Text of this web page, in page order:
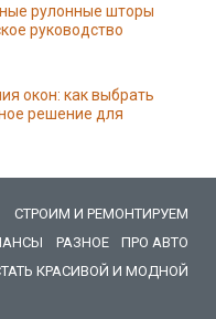
рулонные шторы
руководство
окон: как выбрать
решение для
СТРОИМ И РЕМОНТИРУЕМ
РАЗНОЕ
ПРО АВТО
КРАСИВОЙ И МОДНОЙ